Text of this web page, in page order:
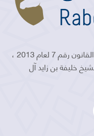
تأسست أكاديمية ربدان رسميًا بموجب القانون رقم 7 لعام 2013 ،
خليفة بن زايد آل